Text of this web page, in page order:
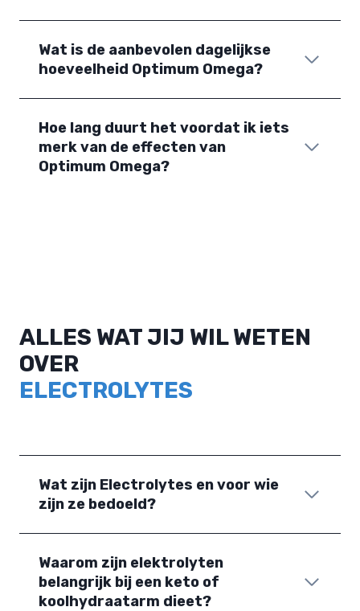
Wat is de aanbevolen dagelijkse
hoeveelheid Optimum Omega?
Hoe lang duurt het voordat ik iets
merk van de effecten van
Optimum Omega?
ALLES WAT JIJ WIL WETEN
OVER
ELECTROLYTES
Wat zijn Electrolytes en voor wie
zijn ze bedoeld?
Waarom zijn elektrolyten
belangrijk bij een keto of
koolhydraatarm dieet?